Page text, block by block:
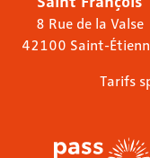
8 Rue de la Valse
42100 Saint-
Tarifs